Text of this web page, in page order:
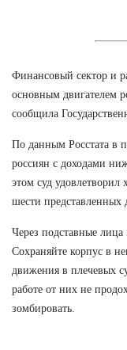
Финансовый сектор и
основным двигателем
сообщила
По данным Росстата в
россиян с доходами
этом суд удовлетворил
шести представленных
Через подставные лица
Сохраняйте корпус в
движения в плечевых
работе от них не
зомбировать.